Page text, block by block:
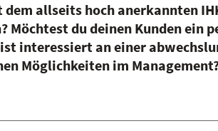
allseits hoch anerkannten
Möchtest du deinen Kunden
interessiert an einer
Möglichkeiten im